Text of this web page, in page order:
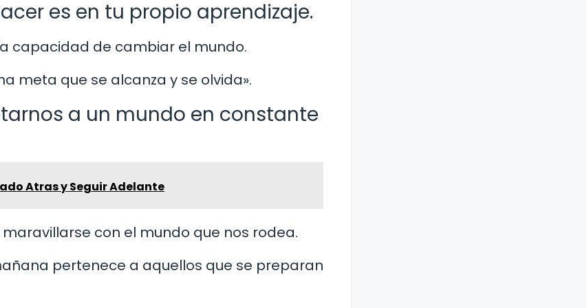
es en tu propio aprendizaje.
capacidad de cambiar el mundo.
meta que se alcanza y se olvida».
a un mundo en constante
Atras y Seguir Adelante
con el mundo que nos rodea.
pertenece a aquellos que se preparan